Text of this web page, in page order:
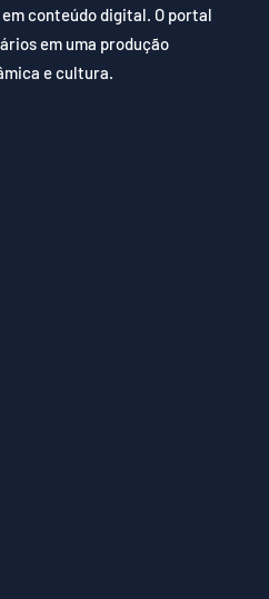
conteúdo digital. O portal
em uma produção
e cultura.